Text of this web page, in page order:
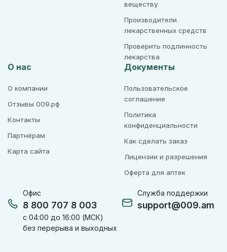
Офис
8 800 707 8 003
с 04:00 до 16:00 (МСК)
без перерыва и выходных
Служба поддержки
support@009.am
веществу
Производители
лекарственных средств
Проверить подлинность
лекарства
О нас
О компании
Отзывы 009.рф
Контакты
Партнёрам
Карта сайта
Документы
Пользовательское
соглашение
Политика
конфиденциальности
Как сделать заказ
Лицензии и разрешения
Оферта для аптек